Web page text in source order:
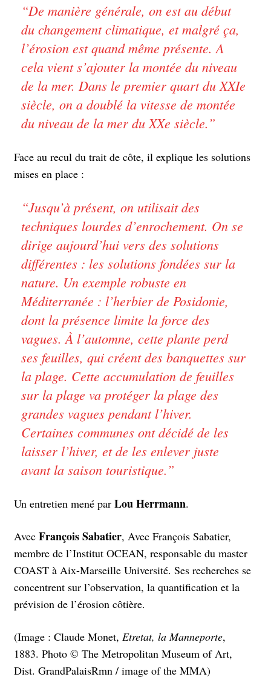
“De manière générale, on est au début
du changement climatique, et malgré ça,
l’érosion est quand même présente. A
cela vient s’ajouter la montée du niveau
de la mer. Dans le premier quart du XXIe
siècle, on a doublé la vitesse de montée
du niveau de la mer du XXe siècle.”
Face au recul du trait de côte, il explique les solutions
mises en place :
“Jusqu’à présent, on utilisait des
techniques lourdes d’enrochement. On se
dirige aujourd’hui vers des solutions
différentes : les solutions fondées sur la
nature. Un exemple robuste en
Méditerranée : l’herbier de Posidonie,
dont la présence limite la force des
vagues. À l’automne, cette plante perd
ses feuilles, qui créent des banquettes sur
la plage. Cette accumulation de feuilles
sur la plage va protéger la plage des
grandes vagues pendant l’hiver.
Certaines communes ont décidé de les
laisser l’hiver, et de les enlever juste
avant la saison touristique.”
Un entretien mené par Lou Herrmann.
Avec François Sabatier, Avec François Sabatier,
membre de l’Institut OCEAN, responsable du master
COAST à Aix-Marseille Université. Ses recherches se
concentrent sur l’observation, la quantification et la
prévision de l’érosion côtière.
(Image : Claude Monet, Etretat, la Manneporte,
1883. Photo © The Metropolitan Museum of Art,
Dist. GrandPalaisRmn / image of the MMA)